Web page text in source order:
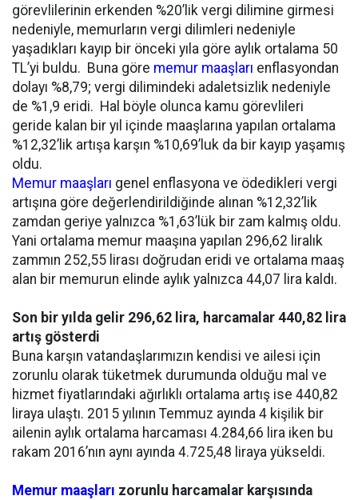
görevlilerinin erkenden %20’lik vergi dilimine girmesi
nedeniyle, memurların vergi dilimleri nedeniyle
yaşadıkları kayıp bir önceki yıla göre aylık ortalama 50
TL’yi buldu. Buna göre memur maaşları enflasyondan
dolayı %8,79; vergi dilimindeki adaletsizlik nedeniyle
de %1,9 eridi. Hal böyle olunca kamu görevlileri
geride kalan bir yıl içinde maaşlarına yapılan ortalama
%12,32’lik artışa karşın %10,69’luk da bir kayıp yaşamış
oldu.
Memur maaşları genel enflasyona ve ödedikleri vergi
artışına göre değerlendirildiğinde alınan %12,32’lik
zamdan geriye yalnızca %1,63’lük bir zam kalmış oldu.
Yani ortalama memur maaşına yapılan 296,62 liralık
zammın 252,55 lirası doğrudan eridi ve ortalama maaş
alan bir memurun elinde aylık yalnızca 44,07 lira kaldı.
Son bir yılda gelir 296,62 lira, harcamalar 440,82 lira
artış gösterdi
Buna karşın vatandaşlarımızın kendisi ve ailesi için
zorunlu olarak tüketmek durumunda olduğu mal ve
hizmet fiyatlarındaki ağırlıklı ortalama artış ise 440,82
liraya ulaştı. 2015 yılının Temmuz ayında 4 kişilik bir
ailenin aylık ortalama harcaması 4.284,66 lira iken bu
rakam 2016’nın aynı ayında 4.725,48 liraya yükseldi.
Memur maaşları zorunlu harcamalar karşısında